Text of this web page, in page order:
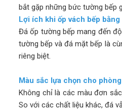
bắt gặp những bức tường bếp
Lợi ích khi ốp vách bếp bằng
Đá ốp tường bếp mang đến
tường bếp và đá mặt bếp là
riêng biệt.
Màu sắc lựa chọn cho
Không chỉ là các màu đơn
So với các chất liệu khác, đá